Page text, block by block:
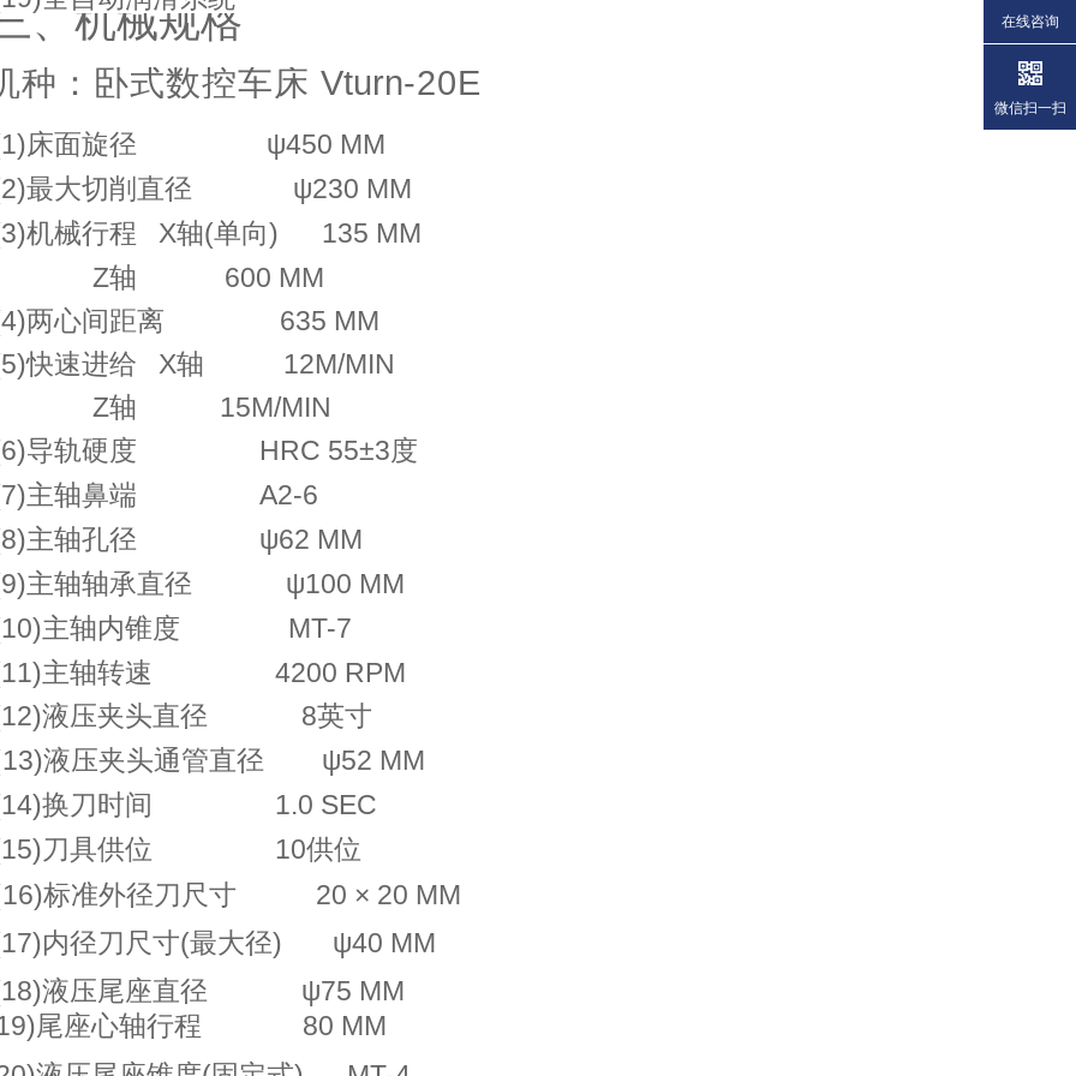
、机械规格
种：卧式数控车床 Vturn-20E
床面旋径
ψ450 MM
最大切削直径 ψ230 MM
3)机械行程 X轴(单向) 135 MM
轴 600 MM
两心间距离
635 MM
5)快速进给 X轴 12M/MIN
轴 15M/MIN
6)导轨硬度 HRC 55±3度
主轴鼻端
A2-6
主轴孔径 ψ62 MM
主轴轴承直径 ψ100 MM
主轴内锥度 MT-7
主轴转速
4200 RPM
液压夹头直径 8英寸
13)液压夹头通管直径 ψ52 MM
换刀时间
1.0 SEC
刀具供位 10供位
16)标准外径刀尺寸 20 × 20 MM
内径刀尺寸(最大径) ψ40 MM
液压尾座直径 ψ75 MM
9)尾座心轴行程 80 MM
在线咨询
微信扫一扫